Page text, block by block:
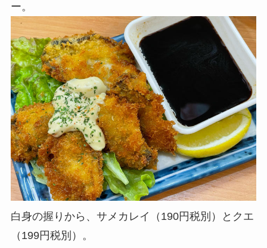
ー。
白身の握りから、サメカレイ（190円税別）とクエ
（199円税別）。